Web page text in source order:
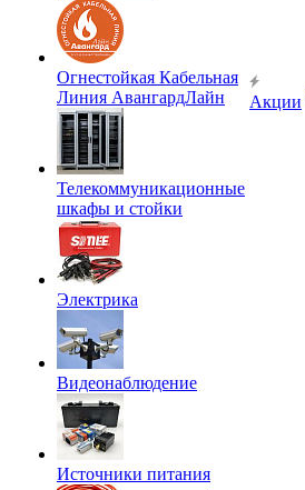
Огнестойкая Кабельная
Линия АвангардЛайн
Телекоммуникационные
шкафы и стойки
Электрика
Видеонаблюдение
Источники питания
Акции